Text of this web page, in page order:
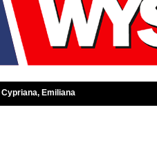
Cypriana, Emiliana